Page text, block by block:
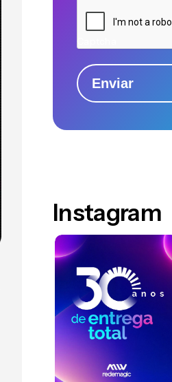
Enviar
Instagram